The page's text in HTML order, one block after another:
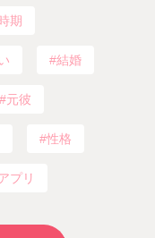
期
結婚
元彼
性格
プリ